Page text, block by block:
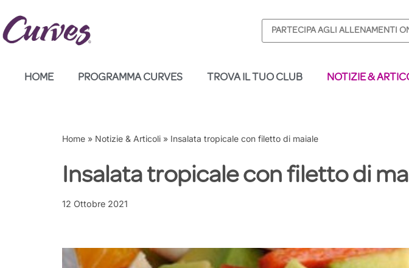
Vai
PARTECIPA AGLI ALLENAMENTI
HOME PROGRAMMA CURVES TROVA IL TUO CLUB NOTIZIE &
Home » Notizie & Articoli » Insalata tropicale con filetto di maiale
Insalata tropicale con filetto di
12 Ottobre 2021